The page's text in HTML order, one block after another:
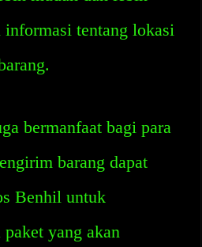
informasi tentang lokasi
bermanfaat bagi para
barang dapat
Benhil untuk
yang akan